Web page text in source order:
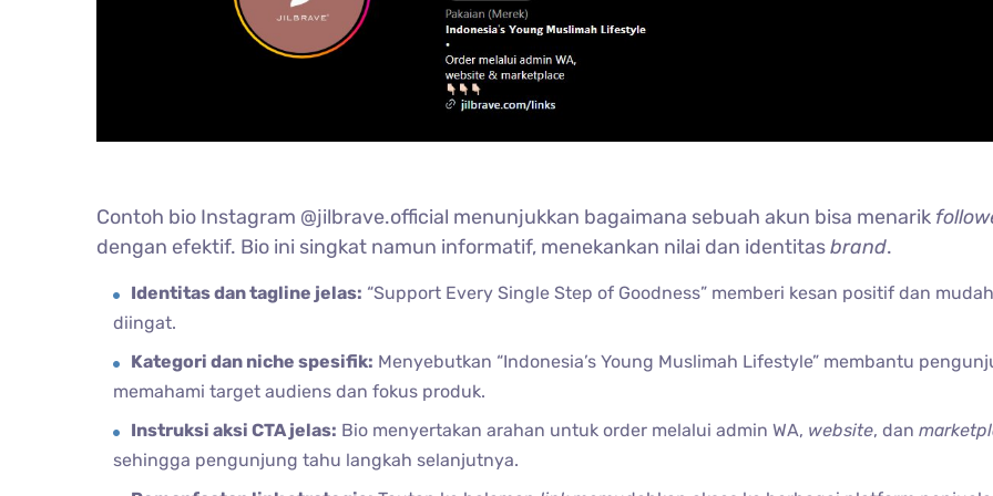
Contoh bio Instagram @jilbrave.official menunjukkan bagaimana sebuah akun bisa menarik
dengan efektif. Bio ini singkat namun informatif, menekankan nilai dan identitasbrand.
Identitas dan tagline jelas: “Support Every Single Step of Goodness” memberi kesan positif dan mudah
diingat.
Kategori dan niche spesifik: Menyebutkan “Indonesia’s Young Muslimah Lifestyle” membantu
memahami target audiens dan fokus produk.
Instruksi aksi CTA jelas: Bio menyertakan arahan untuk order melalui admin WA, website, dan
sehingga pengunjung tahu langkah selanjutnya.